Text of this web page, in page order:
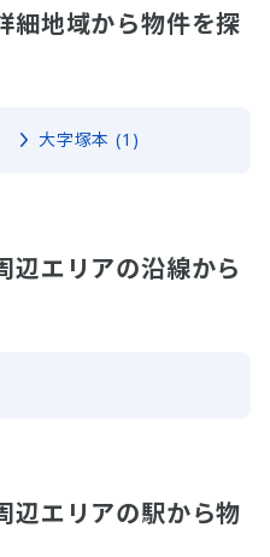
細地域から物件を探
大字塚本 (1)
辺エリアの沿線から
辺エリアの駅から物